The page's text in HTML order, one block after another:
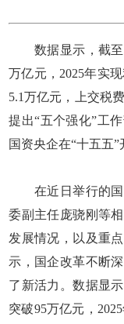
数据显示，截至
万亿元，2025年实
5.1万亿元，上交税
提出“五个强化”工
国资央企在“十五五”
在近日举行的国
委副主任庞骁刚等
发展情况，以及重
示，国企改革不断
了新活力。数据显
突破95万亿元，